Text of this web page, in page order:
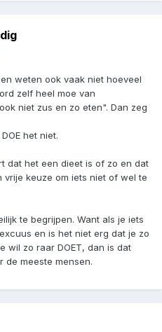
weten ook vaak niet hoeveel
zelf heel moe van
niet zus en zo eten". Dan zeg
het niet.
dat het een dieet is of zo en dat
vrije keuze om iets niet of wel te
te begrijpen. Want als je iets
en is het niet erg dat je zo
wil zo raar DOET, dan is dat
de meeste mensen.